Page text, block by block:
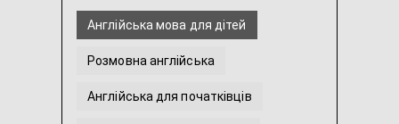
Англійська мова для дітей
Розмовна англійська
Англійська для початківців